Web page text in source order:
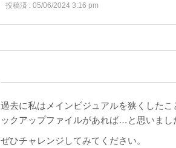
投稿済 : 05/06/2024 3:16 pm
過去に私はメインビジュアルを狭くした
ックアップファイルがあれば…と思いまし
ぜひチャレンジしてみてください。